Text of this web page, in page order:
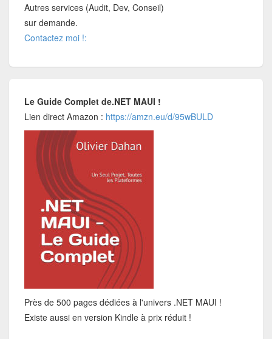
Autres services (Audit, Dev, Conseil)
sur demande.
Contactez moi !:
Le Guide Complet de.NET MAUI !
Lien direct Amazon : https://amzn.eu/d/95wBULD
Près de 500 pages dédiées à l'univers .NET MAUI !
Existe aussi en version Kindle à prix réduit !